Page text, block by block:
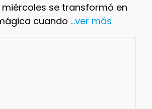
miércoles se transformó en
cuando ...ver más